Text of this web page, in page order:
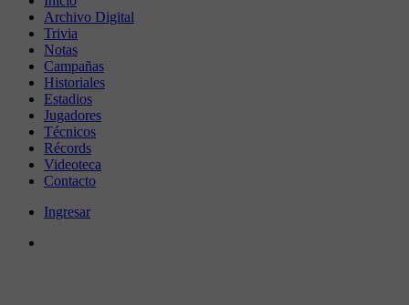
Archivo Digital
Trivia
Notas
Campañas
Historiales
Estadios
Jugadores
Técnicos
Récords
Videoteca
Contacto
Ingresar